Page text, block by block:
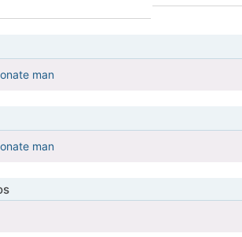
man
man